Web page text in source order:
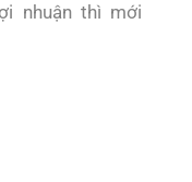
nhuận thì mới